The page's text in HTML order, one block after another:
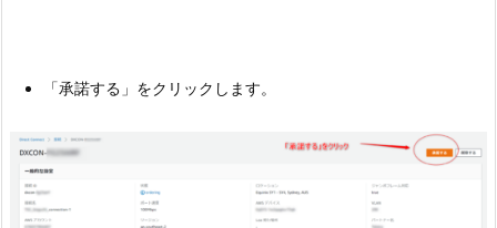
「承諾する」をクリックします。